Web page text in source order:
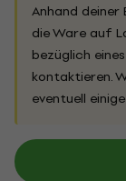
Anhand
die Ware auf
bezüglich
kontaktieren.
eventuell einige